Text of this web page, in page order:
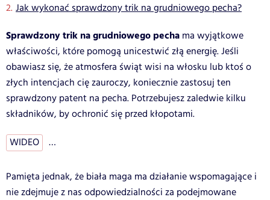
Jak wykonać sprawdzony trik na grudniowego pecha?
Sprawdzony trik na grudniowego pecha ma wyjątkowe
właściwości, które pomogą unicestwić złą energię. Jeśli
obawiasz się, że atmosfera świąt wisi na włosku lub ktoś o
złych intencjach cię zauroczy, koniecznie zastosuj ten
sprawdzony patent na pecha. Potrzebujesz zaledwie kilku
składników, by ochronić się przed kłopotami.
WIDEO …
Pamięta jednak, że biała maga ma działanie wspomagające i
nie zdejmuje z nas odpowiedzialności za podejmowane